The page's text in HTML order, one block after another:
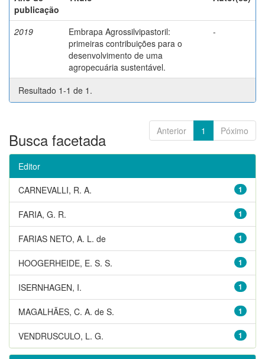
publicação
2019
Embrapa Agrossilvipastoril:
primeiras contribuições para o
desenvolvimento de uma
agropecuária sustentável.
-
Resultado 1-1 de 1.
Anterior 1 Póximo
Busca facetada
Editor
1
CARNEVALLI, R. A.
1
FARIA, G. R.
1
FARIAS NETO, A. L. de
1
HOOGERHEIDE, E. S. S.
1
ISERNHAGEN, I.
1
MAGALHÃES, C. A. de S.
1
VENDRUSCULO, L. G.